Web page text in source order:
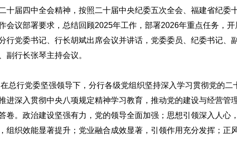
公示
十届四中全会精神，按照二十届中央纪委五次全会、福建省纪委
会议部署要求，总结回顾2025年工作，部署2026年重点任务，开
行党委书记、行长胡斌出席会议并讲话，党委委员、纪委书记、
副行长张琴主持会议。
总行党委坚强领导下，分行各级党组织坚持深入学习贯彻党的二
进深入贯彻中央八项规定精神学习教育，推动党的建设与经营管
卷。政治建设坚强有力，党的领导全面加强；思想引领深入人心
组织效能显著提升；党业融合成效显著，引领作用充分发挥；正